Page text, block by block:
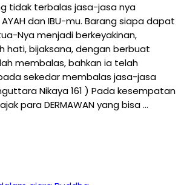
tidak terbalas jasa-jasa nya
dan IBU-mu. Barang siapa dapat
Nya menjadi berkeyakinan,
hati, bijaksana, dengan berbuat
membalas, bahkan ia telah
sekedar membalas jasa-jasa
Nikaya 161 ) Pada kesempatan
para DERMAWAN yang bisa …